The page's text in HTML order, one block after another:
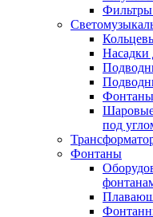
Фильтры
Насадки
Фонтаны
Шаровые
под
Фонтаны